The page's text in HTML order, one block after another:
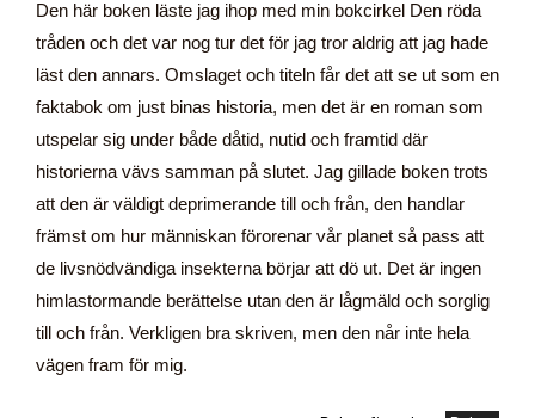
Den här boken läste jag ihop med min bokcirkel Den röda
tråden och det var nog tur det för jag tror aldrig att jag hade
läst den annars. Omslaget och titeln får det att se ut som en
faktabok om just binas historia, men det är en roman som
utspelar sig under både dåtid, nutid och framtid där
historierna vävs samman på slutet. Jag gillade boken trots
att den är väldigt deprimerande till och från, den handlar
främst om hur människan förorenar vår planet så pass att
de livsnödvändiga insekterna börjar att dö ut. Det är ingen
himlastormande berättelse utan den är lågmäld och sorglig
till och från. Verkligen bra skriven, men den når inte hela
vägen fram för mig.